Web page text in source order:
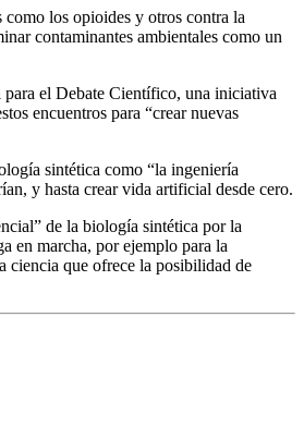
como los opioides y otros contra la
contaminantes ambientales como un
para el Debate Científico, una iniciativa
encuentros para “crear nuevas
sintética como “la ingeniería
y hasta crear vida artificial desde cero.
de la biología sintética por la
en marcha, por ejemplo para la
ciencia que ofrece la posibilidad de